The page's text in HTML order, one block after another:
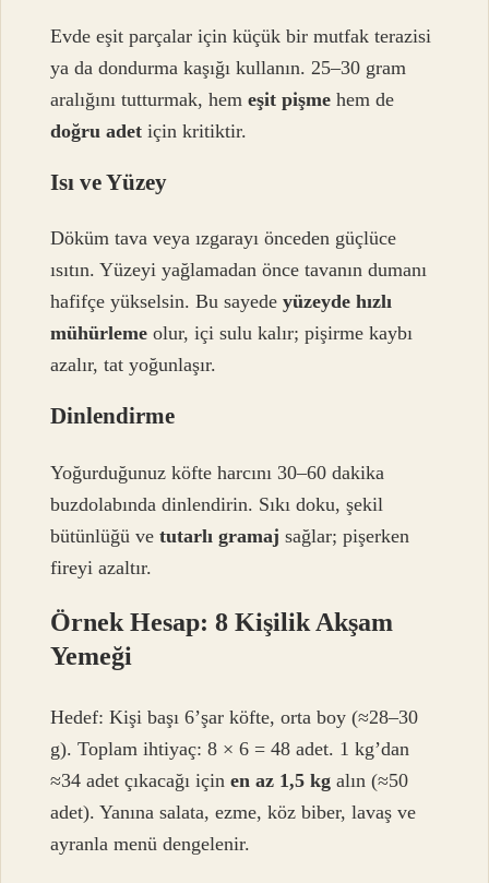
Evde eşit parçalar için küçük bir mutfak terazisi
ya da dondurma kaşığı kullanın. 25–30 gram
aralığını tutturmak, hemeşit pişme hem de
doğru adet için kritiktir.
Isı ve Yüzey
Döküm tava veya ızgarayı önceden güçlüce
ısıtın. Yüzeyi yağlamadan önce tavanın dumanı
hafifçe yükselsin. Bu sayedeyüzeyde hızlı
mühürleme olur, içi sulu kalır; pişirme kaybı
azalır, tat yoğunlaşır.
Dinlendirme
Yoğurduğunuz köfte harcını 30–60 dakika
buzdolabında dinlendirin. Sıkı doku, şekil
bütünlüğü vetutarlı gramaj sağlar; pişerken
fireyi azaltır.
Örnek Hesap: 8 Kişilik Akşam
Yemeği
Hedef: Kişi başı 6’şar köfte, orta boy (≈28–30
g). Toplam ihtiyaç: 8 × 6 = 48 adet. 1 kg’dan
≈34 adet çıkacağı içinen az 1,5 kg alın (≈50
adet). Yanına salata, ezme, köz biber, lavaş ve
ayranla menü dengelenir.